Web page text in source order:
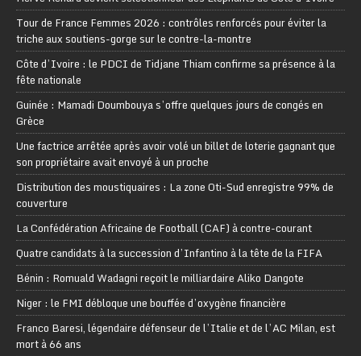
Tour de France Femmes 2026 : contrôles renforcés pour éviter la
triche aux soutiens-gorge sur le contre-la-montre
Côte d’Ivoire : le PDCI de Tidjane Thiam confirme sa présence à la
fête nationale
Guinée : Mamadi Doumbouya s’offre quelques jours de congés en
Grèce
Une factrice arrêtée après avoir volé un billet de loterie gagnant que
son propriétaire avait envoyé à un proche
Distribution des moustiquaires : La zone Oti-Sud enregistre 99% de
couverture
La Confédération Africaine de Football (CAF) à contre-courant
Quatre candidats à la succession d’Infantino à la tête de la FIFA
Bénin : Romuald Wadagni reçoit le milliardaire Aliko Dangote
Niger : le FMI débloque une bouffée d’oxygène financière
Franco Baresi, légendaire défenseur de l’Italie et de l’AC Milan, est
mort à 66 ans